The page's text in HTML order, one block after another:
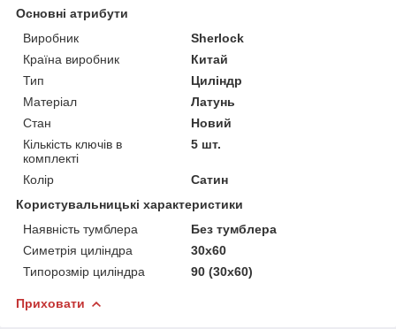
Основні атрибути
Виробник
Sherlock
Країна виробник
Китай
Тип
Циліндр
Матеріал
Латунь
Стан
Новий
Кількість ключів в
комплекті
5 шт.
Колір
Сатин
Користувальницькі характеристики
Наявність тумблера
Без тумблера
Симетрія циліндра
30x60
Типорозмір циліндра
90 (30x60)
Приховати